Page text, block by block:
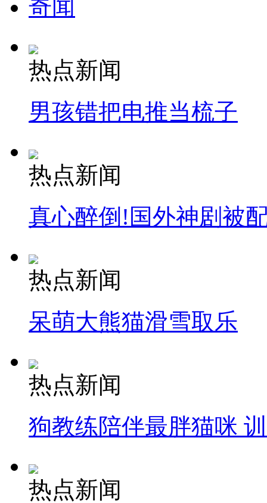
奇闻
热点新闻
男孩错把电推当梳子
热点新闻
真心醉倒!国外神剧被
热点新闻
呆萌大熊猫滑雪取乐
热点新闻
狗教练陪伴最胖猫咪
热点新闻